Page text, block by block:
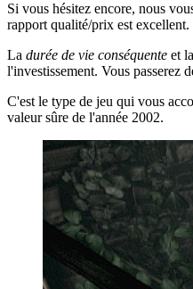
Si vous hésitez encore, nous
rapport qualité/prix est excellent.
La durée de vie conséquente et la
l'investissement. Vous passerez
C'est le type de jeu qui vous
valeur sûre de l'année 2002.